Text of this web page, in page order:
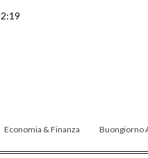
Economia & Finanza Buongiorno